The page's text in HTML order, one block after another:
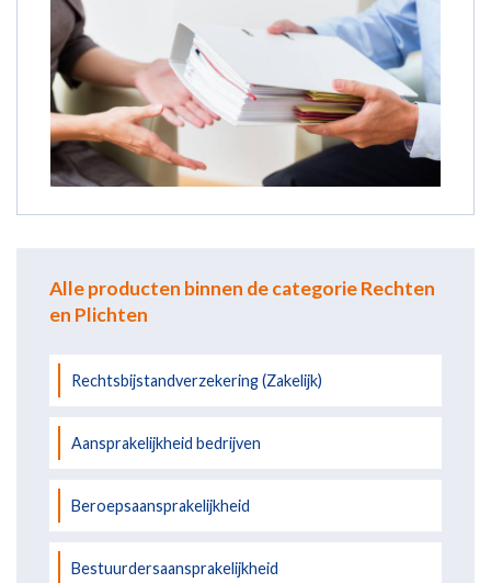
Alle producten binnen de categorie Rechten
en Plichten
Rechtsbijstandverzekering (Zakelijk)
Aansprakelijkheid bedrijven
Beroepsaansprakelijkheid
Bestuurdersaansprakelijkheid